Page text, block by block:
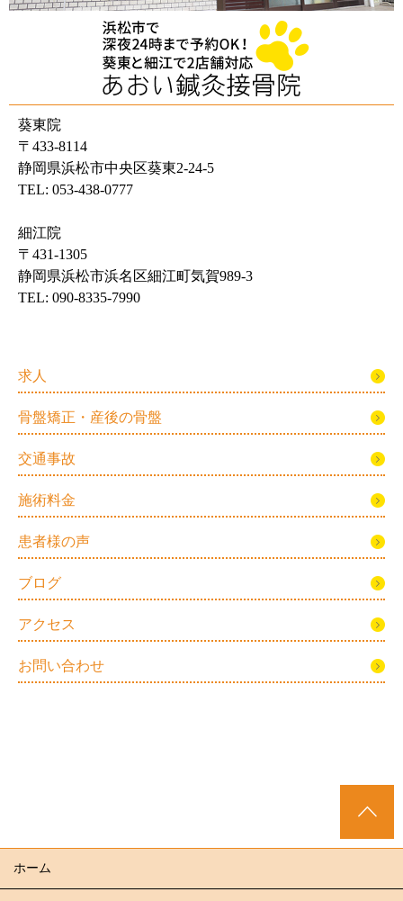
葵東院
〒433-8114
静岡県浜松市中央区葵東2-24-5
TEL: 053-438-0777
細江院
〒431-1305
静岡県浜松市浜名区細江町気賀989-3
TEL: 090-8335-7990
求人
骨盤矯正・産後の骨盤
交通事故
施術料金
患者様の声
ブログ
アクセス
お問い合わせ
ホーム